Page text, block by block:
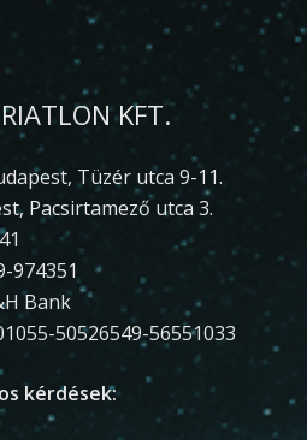
KFT.
Tüzér utca 9-11.
Pacsirtamező utca 3.
974351
Bank
50526549-56551033
kérdések: